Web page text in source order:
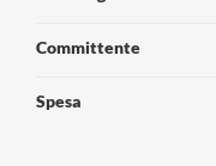
Committente
Spesa